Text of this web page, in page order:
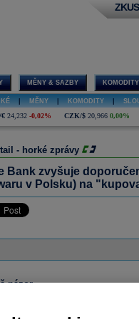
MĚNY & SAZBY
MĚNY KOMODITY
24,232 -0,02% CZK/$ 20,966 0,00%
- horké zprávy
Bank zvyšuje
v Polsku) na
názor